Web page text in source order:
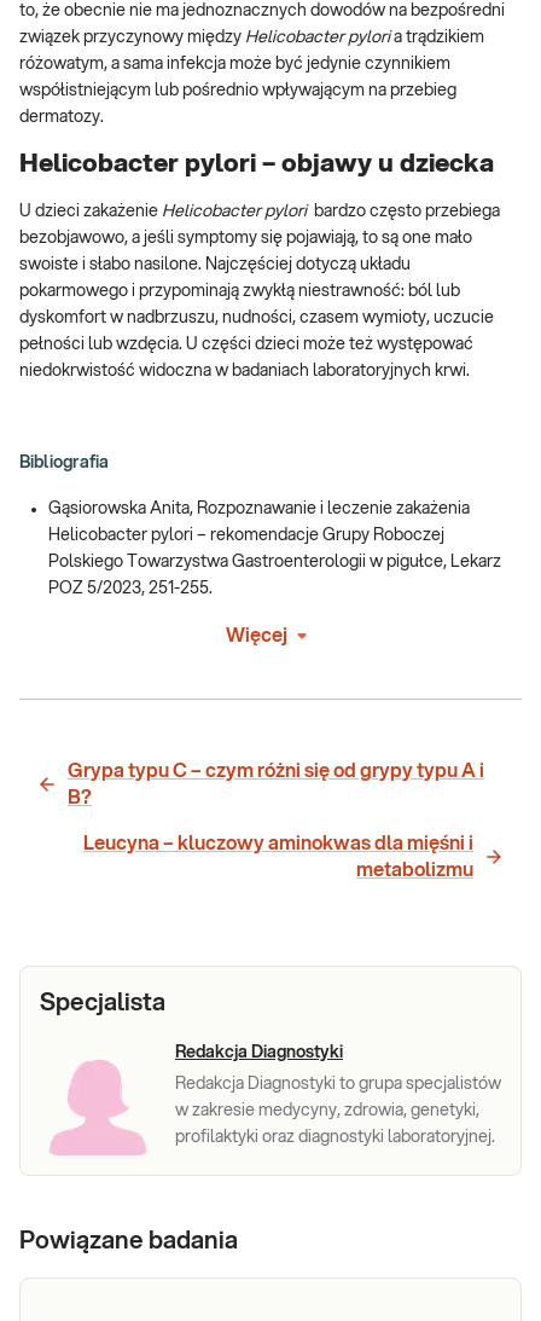
to, że obecnie nie ma jednoznacznych dowodów na bezpośredni
związek przyczynowy między Helicobacter pyloria trądzikiem
różowatym, a sama infekcja może być jedynie czynnikiem
współistniejącym lub pośrednio wpływającym na przebieg
dermatozy.
Helicobacter pylori – objawy u dziecka
U dzieci zakażenie Helicobacter pyloribardzo często przebiega
bezobjawowo, a jeśli symptomy się pojawiają, to są one mało
swoiste i słabo nasilone. Najczęściej dotyczą układu
pokarmowego i przypominają zwykłą niestrawność: ból lub
dyskomfort w nadbrzuszu, nudności, czasem wymioty, uczucie
pełności lub wzdęcia. U części dzieci może też występować
niedokrwistość widoczna w badaniach laboratoryjnych krwi.
Bibliografia
Gąsiorowska Anita, Rozpoznawanie i leczenie zakażenia
Helicobacter pylori – rekomendacje Grupy Roboczej
Polskiego Towarzystwa Gastroenterologii w pigułce, Lekarz
POZ 5/2023, 251-255.
Więcej
Grypa typu C – czym różni się od grypy typu A i
B?
Leucyna – kluczowy aminokwas dla mięśni i
metabolizmu
Specjalista
Redakcja Diagnostyki
Redakcja Diagnostyki to grupa specjalistów
w zakresie medycyny, zdrowia, genetyki,
profilaktyki oraz diagnostyki laboratoryjnej.
Powiązane badania